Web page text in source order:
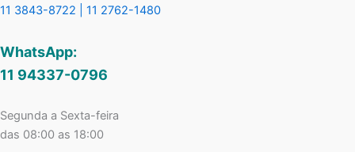
11 3843-8722 | 11 2762-1480
WhatsApp:
11 94337-0796
Segunda a Sexta-feira
das 08:00 as 18:00